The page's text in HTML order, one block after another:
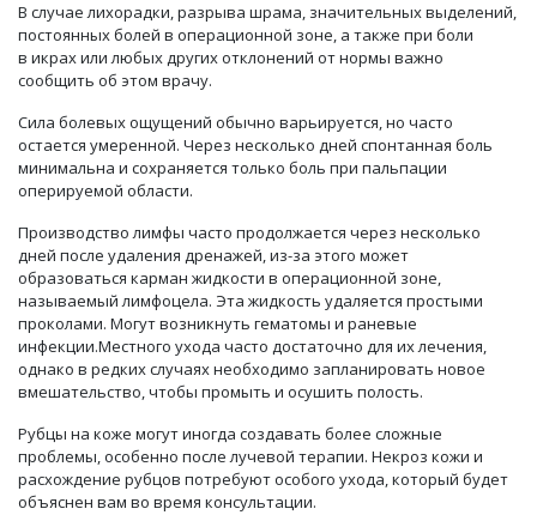
В случае лихорадки, разрыва шрама, значительных выделений,
постоянных болей в операционной зоне, а также при боли
в икрах или любых других отклонений от нормы важно
сообщить об этом врачу.
Сила болевых ощущений обычно варьируется, но часто
остается умеренной. Через несколько дней спонтанная боль
минимальна и сохраняется только боль при пальпации
оперируемой области.
Производство лимфы часто продолжается через несколько
дней после удаления дренажей,из-за этого может
образоваться карман жидкости в операционной зоне,
называемыйлимфоцела. Эта жидкость удаляется простыми
проколами. Могут возникнуть гематомы и раневые
инфекции.Местного ухода часто достаточно для их лечения,
однако в редких случаях необходимо запланировать новое
вмешательство, чтобы промыть и осушить полость.
Рубцы на коже могут иногда создавать более сложные
проблемы, особенно после лучевой терапии. Некроз кожи и
расхождение рубцов потребуютособого ухода, который будет
объяснен вам во время консультации.